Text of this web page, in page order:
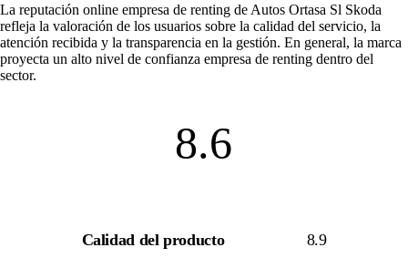
La reputación online empresa de renting de Autos Ortasa Sl Skoda
refleja la valoración de los usuarios sobre la calidad del servicio, la
atención recibida y la transparencia en la gestión. En general, la marca
proyecta un alto nivel de confianza empresa de renting dentro del
sector.
8.6
Calidad del producto 8.9